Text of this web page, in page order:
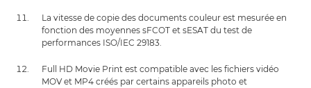
La vitesse de copie des documents couleur est mesurée en
fonction des moyennes sFCOT et sESAT du test de
performances ISO/IEC 29183.
Full HD Movie Print est compatible avec les fichiers vidéo
MOV et MP4 créés par certains appareils photo et